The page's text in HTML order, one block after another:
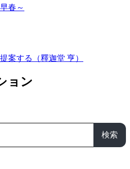
春～
案する（釋迦堂 亨）
ョン
検索